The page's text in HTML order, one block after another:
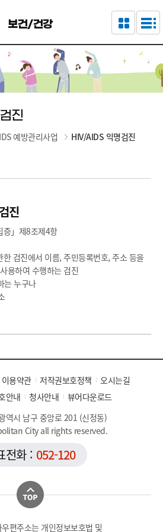
보건/건강
진
예방관리사업 HIV/AIDS 익명검진
진
증」제8조제4항
검진에서 이름, 주민등록번호, 주소 등을
용하여 수행하는 검진
는 누구나
이용약관 저작권보호정책
오시는길
안내
청사안내
뷰어다운로드
역시 남구 중앙로 201 (신정동)
City all rights reserved.
전화 : 052-120
편주소는 개인정보보호법 및